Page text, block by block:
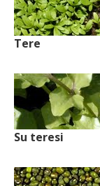
Tere
Su teresi